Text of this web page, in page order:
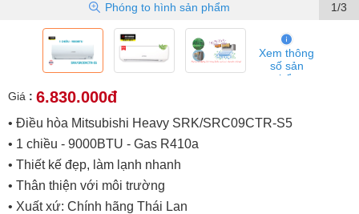
1/3
Phóng to hình sản phẩm
Xem thông
số sản
phẩm
Giá : 6.830.000đ
• Điều hòa Mitsubishi Heavy SRK/SRC09CTR-S5
• 1 chiều - 9000BTU - Gas R410a
• Thiết kế đẹp, làm lạnh nhanh
• Thân thiện với môi trường
• Xuất xứ: Chính hãng Thái Lan